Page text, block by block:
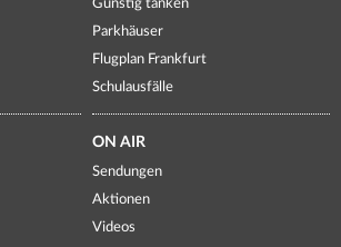
Günstig tanken
Parkhäuser
Flugplan Frankfurt
Schulausfälle
ON AIR
Sendungen
Aktionen
Videos